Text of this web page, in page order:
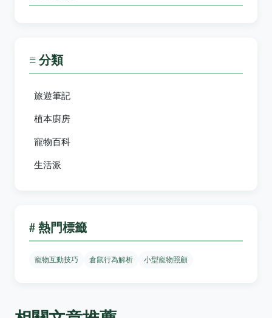
≡ 分類
旅遊筆記
植本廚房
寵物百科
生活派
# 熱門標籤
寵物互動技巧 倉鼠行為解析 小型寵物照顧